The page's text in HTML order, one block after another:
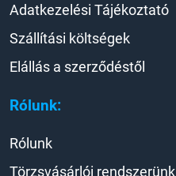
Rólunk:
Adatkezelési Tájékoztató
Szállítási költségek
Elállás a szerződéstől
Rólunk
Törzsvásárlói rendszerünk